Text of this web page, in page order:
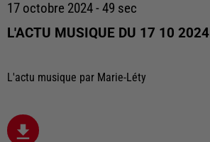
17 octobre 2024 - 49 sec
L'ACTU MUSIQUE DU 17 10 2024
L'actu musique par Marie-Léty